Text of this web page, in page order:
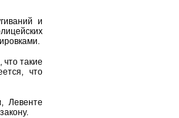
и
такие
что
Левенте